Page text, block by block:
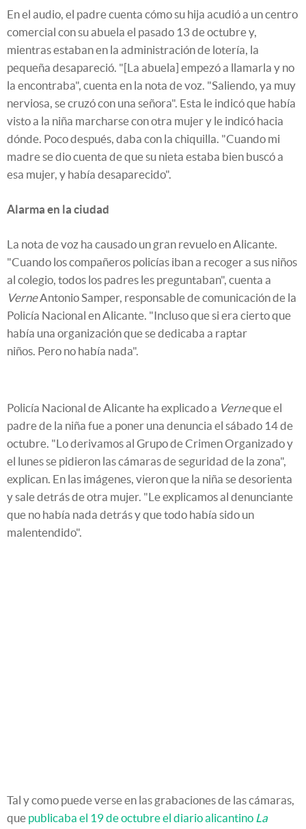
En el audio, el padre cuenta cómo su hija acudió a un centro
comercial con su abuela el pasado 13 de octubre y,
mientras estaban en la administración de lotería, la
pequeña desapareció. "[La abuela] empezó a llamarla y no
la encontraba", cuenta en la nota de voz. "Saliendo, ya muy
nerviosa, se cruzó con una señora". Esta le indicó que había
visto a la niña marcharse con otra mujer y le indicó hacia
dónde. Poco después, daba con la chiquilla. "Cuando mi
madre se dio cuenta de que su nieta estaba bien buscó a
esa mujer, y había desaparecido".
Alarma en la ciudad
La nota de voz ha causado un gran revuelo en Alicante.
"Cuando los compañeros policías iban a recoger a sus niños
al colegio, todos los padres les preguntaban", cuenta a
VerneAntonio Samper, responsable de comunicación de la
Policía Nacional en Alicante. "Incluso que si era cierto que
había una organización que se dedicaba a raptar
niños. Pero no había nada".
Policía Nacional de Alicante ha explicado a Verneque el
padre de la niña fue a poner una denuncia el sábado 14 de
octubre. "Lo derivamos al Grupo de Crimen Organizado y
el lunes se pidieron las cámaras de seguridad de la zona",
explican. En las imágenes, vieron que la niña se desorienta
y sale detrás de otra mujer. "Le explicamos al denunciante
que no había nada detrás y que todo había sido un
malentendido".
Tal y como puede verse en las grabaciones de las cámaras,
que publicaba el 19 de octubre el diario alicantino La